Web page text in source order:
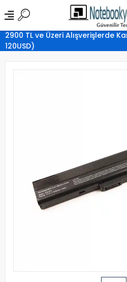
2900 TL ve Üzeri Alışverişlerde
120USD)